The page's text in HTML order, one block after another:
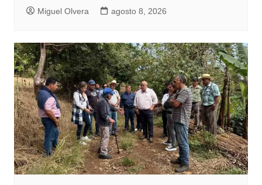
Miguel Olvera agosto 8, 2026